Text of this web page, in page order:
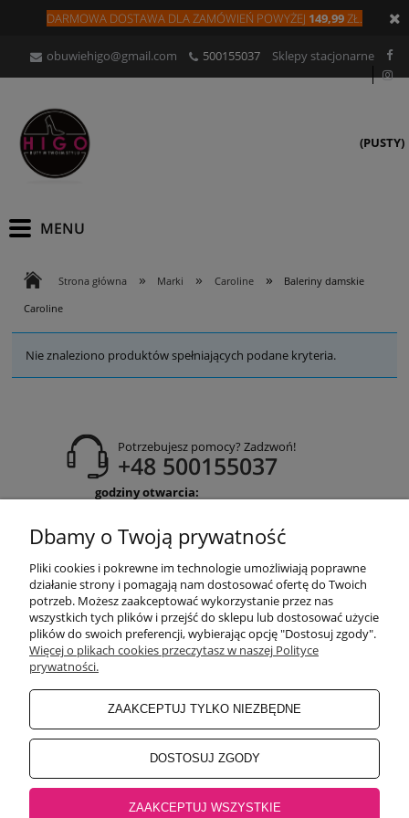
DARMOWA DOSTAWA DLAZAMÓWIEŃ POWYŻEJ 149,99ZŁ.
obuwiehigo@gmail.com 500155037 Sklepy stacjonarne
(PUSTY)
Strona główna » Marki » Caroline »
Baleriny damskie
Caroline
Nie znaleziono produktów spełniających podane kryteria.
Potrzebujesz pomocy? Zadzwoń!
+48 500155037
godziny otwarcia:
obuwiehigo@gmail.com
WARUNKI ZAKUPÓW
MOJE KONTO
INFORMACJE O SKLEPIE
BEZPIECZNE PŁATNOŚCI
32-500 Chrzanów, Rynek 18 |Salon Jaworzno
Dbamy o Twoją prywatność
Pliki cookies i pokrewne im technologie umożliwiają poprawne
działanie strony i pomagają nam dostosować ofertę do Twoich
potrzeb. Możesz zaakceptować wykorzystanie przez nas
wszystkich tych plików i przejść do sklepu lub dostosować użycie
plików do swoich preferencji, wybierając opcję "Dostosuj zgody".
Więcej o plikach cookies przeczytasz w naszej Polityce
prywatności.
ZAAKCEPTUJ TYLKO NIEZBĘDNE
DOSTOSUJ ZGODY
ZAAKCEPTUJ WSZYSTKIE